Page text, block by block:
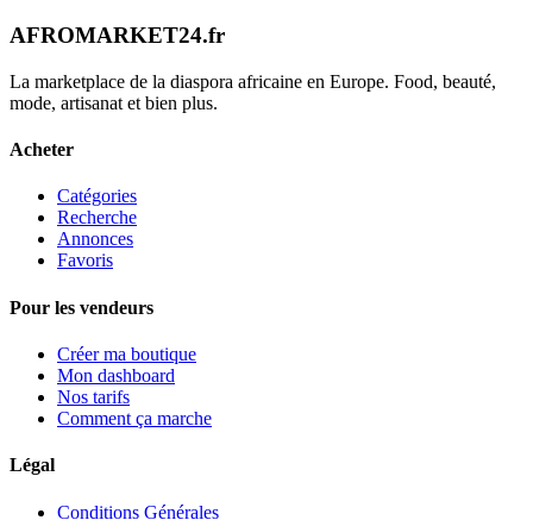
AFROMARKET24.fr
La marketplace de la diaspora africaine en Europe. Food, beauté,
mode, artisanat et bien plus.
Acheter
Catégories
Recherche
Annonces
Favoris
Pour les vendeurs
Créer ma boutique
Mon dashboard
Nos tarifs
Comment ça marche
Légal
Conditions Générales